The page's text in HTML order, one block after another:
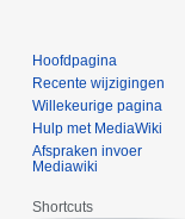
Hoofdpagina
Recente wijzigingen
Willekeurige pagina
Hulp met MediaWiki
Afspraken invoer
Mediawiki
Shortcuts